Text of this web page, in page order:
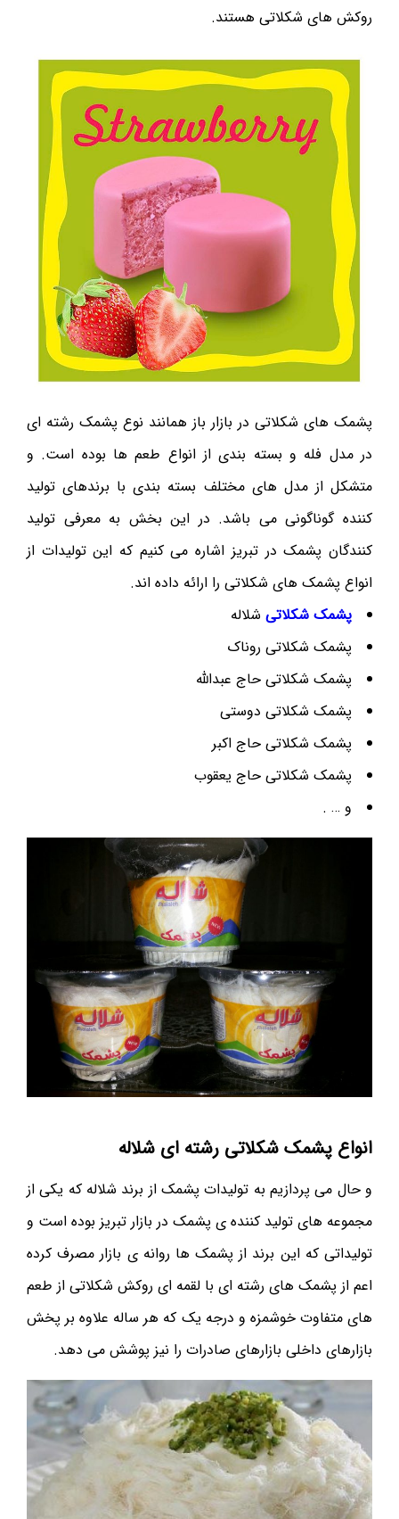
روکش های شکلاتی هستند.
پشمک های شکلاتی در بازار باز همانند نوع پشمک رشته ای
در مدل فله و بسته بندی از انواع طعم ها بوده است. و
متشکل از مدل های مختلف بسته بندی با برندهای تولید
کننده گوناگونی می باشد. در این بخش به معرفی تولید
کنندگان پشمک در تبریز اشاره می کنیم که این تولیدات از
انواع پشمک های شکلاتی را ارائه داده اند.
پشمک شکلاتی شلاله
پشمک شکلاتی روناک
پشمک شکلاتی حاج عبدالله
پشمک شکلاتی دوستی
پشمک شکلاتی حاج اکبر
پشمک شکلاتی حاج یعقوب
و … .
انواع پشمک شکلاتی رشته ای شلاله
و حال می پردازیم به تولیدات پشمک از برند شلاله که یکی از
مجموعه های تولید کننده ی پشمک در بازار تبریز بوده است و
تولیداتی که این برند از پشمک ها روانه ی بازار مصرف کرده
اعم از پشمک های رشته ای با لقمه ای روکش شکلاتی از طعم
های متفاوت خوشمزه و درجه یک که هر ساله علاوه بر پخش
بازارهای داخلی بازارهای صادرات را نیز پوشش می دهد.